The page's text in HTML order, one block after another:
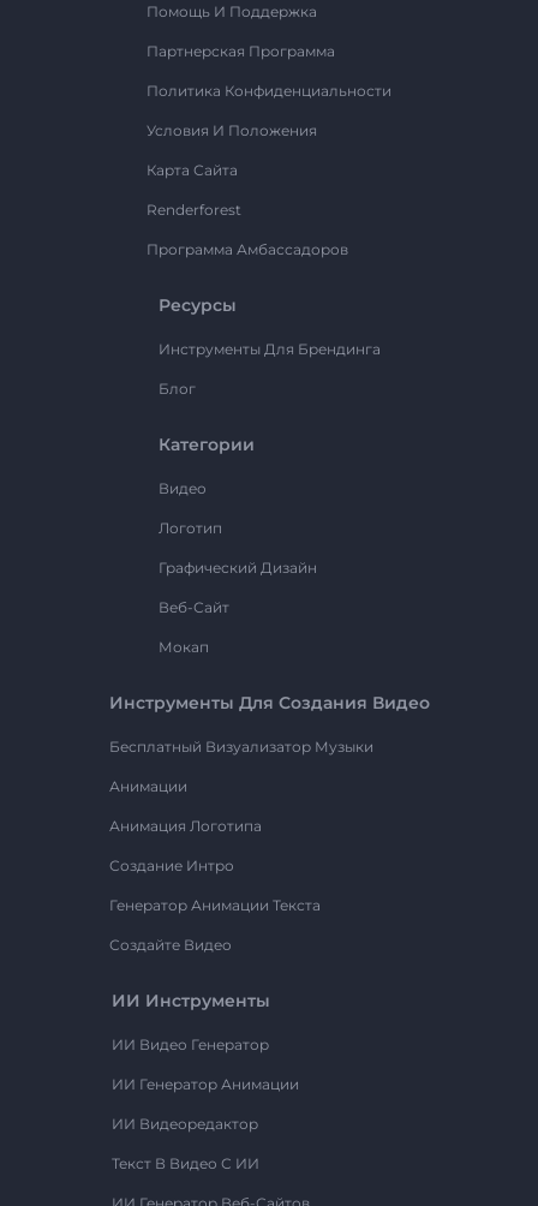
Помощь И Поддержка
Партнерская Программа
Политика Конфиденциальности
Условия И Положения
Карта Сайта
Renderforest
Программа Амбассадоров
Ресурсы
Инструменты Для Брендинга
Блог
Категории
Видео
Логотип
Графический Дизайн
Веб-Сайт
Мокап
Инструменты Для Создания Видео
Бесплатный Визуализатор Музыки
Анимации
Анимация Логотипа
Создание Интро
Генератор Анимации Текста
Создайте Видео
ИИ Инструменты
ИИ Видео Генератор
ИИ Генератор Анимации
ИИ Видеоредактор
Текст В Видео С ИИ